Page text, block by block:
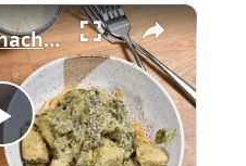
Fullscreen ×
Play
Crockpot Spinach And Artichoke Chicken Recipe